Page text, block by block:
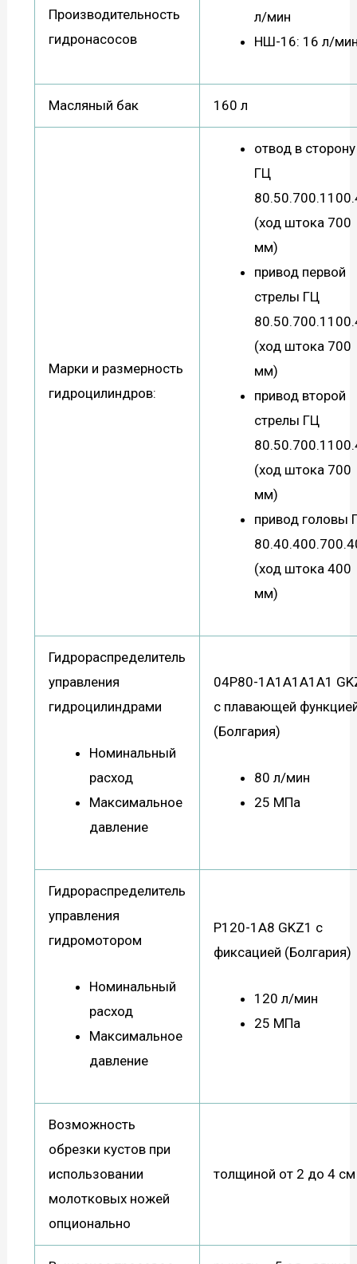
Производительность
гидронасосов
л/мин
НШ-16: 16 л/
Масляный бак 160 л
Марки и размерность
гидроцилиндров:
отвод в сторону
ГЦ
(ход штока 700
мм)
привод первой
стрелы ГЦ
(ход штока 700
мм)
привод второй
стрелы ГЦ
(ход штока 700
мм)
привод головы
(ход штока 400
мм)
Гидрораспределитель
управления
гидроцилиндрами
Номинальный
расход
Максимальное
давление
04Р80-1А1А1А1А1
с плавающей
(Болгария)
80 л/мин
25 МПа
Гидрораспределитель
управления
гидромотором
Номинальный
расход
Максимальное
давление
Р120-1А8 GKZ1 с
фиксацией (Болгария)
120 л/мин
25 МПа
Возможность
обрезки кустов при
использовании
молотковых ножей
опционально
толщиной от 2 до 4 см